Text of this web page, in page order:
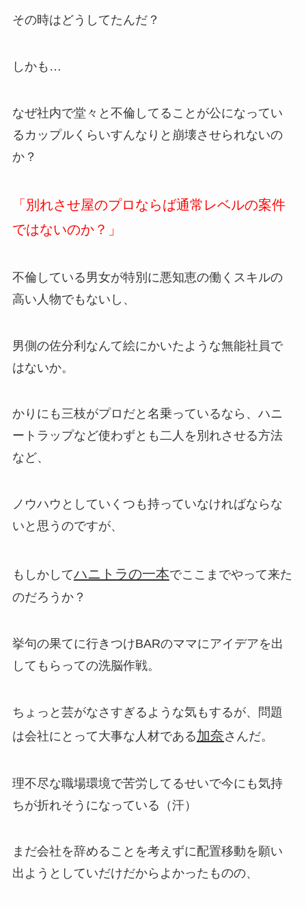
その時はどうしてたんだ？
しかも…
なぜ社内で堂々と不倫してることが公になってい
るカップルくらいすんなりと崩壊させられないの
か？
「別れさせ屋のプロならば通常レベルの案件
ではないのか？」
不倫している男女が特別に悪知恵の働くスキルの
高い人物でもないし、
男側の佐分利なんて絵にかいたような無能社員で
はないか。
かりにも三枝がプロだと名乗っているなら、ハニ
ートラップなど使わずとも二人を別れさせる方法
など、
ノウハウとしていくつも持っていなければならな
いと思うのですが、
もしかしてハニトラの一本でここまでやって来た
のだろうか？
挙句の果てに行きつけBARのママにアイデアを出
してもらっての洗脳作戦。
ちょっと芸がなさすぎるような気もするが、問題
は会社にとって大事な人材である加奈さんだ。
理不尽な職場環境で苦労してるせいで今にも気持
ちが折れそうになっている（汗）
まだ会社を辞めることを考えずに配置移動を願い
出ようとしていだけだからよかったものの、